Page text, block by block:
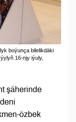
boýunça bilelikdäki
16-njy iýuly,
şäherinde
özbek